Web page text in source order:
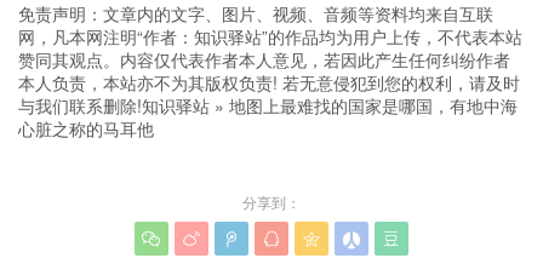
免责声明：文章内的文字、图片、视频、音频等资料均来自互联
网，凡本网注明“作者：知识驿站”的作品均为用户上传，不代表本站
赞同其观点。内容仅代表作者本人意见，若因此产生任何纠纷作者
本人负责，本站亦不为其版权负责! 若无意侵犯到您的权利，请及时
与我们联系删除!知识驿站 » 地图上最难找的国家是哪国，有地中海
心脏之称的马耳他
分享到：
      